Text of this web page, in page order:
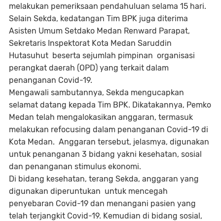
melakukan pemeriksaan pendahuluan selama 15 hari.
Selain Sekda, kedatangan Tim BPK juga diterima
Asisten Umum Setdako Medan Renward Parapat,
Sekretaris Inspektorat Kota Medan Saruddin
Hutasuhut beserta sejumlah pimpinan organisasi
perangkat daerah (OPD) yang terkait dalam
penanganan Covid-19.
Mengawali sambutannya, Sekda mengucapkan
selamat datang kepada Tim BPK. Dikatakannya, Pemko
Medan telah mengalokasikan anggaran, termasuk
melakukan refocusing dalam penanganan Covid-19 di
Kota Medan. Anggaran tersebut, jelasmya, digunakan
untuk penanganan 3 bidang yakni kesehatan, sosial
dan penanganan stimulus ekonomi.
Di bidang kesehatan, terang Sekda, anggaran yang
digunakan diperuntukan untuk mencegah
penyebaran Covid-19 dan menangani pasien yang
telah terjangkit Covid-19. Kemudian di bidang sosial,